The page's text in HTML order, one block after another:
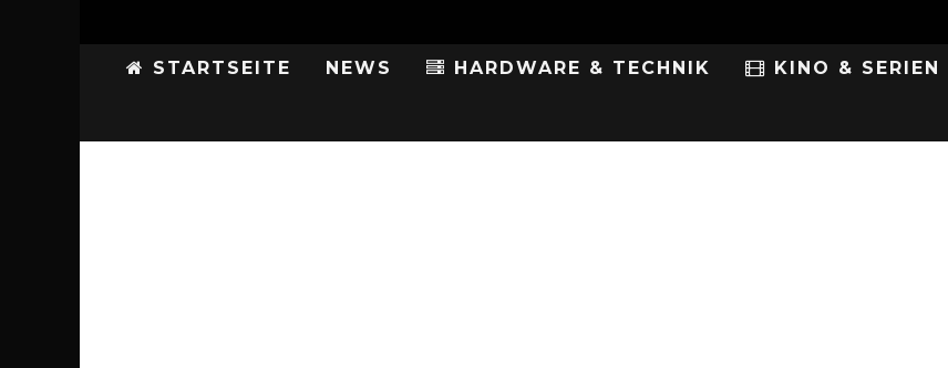
STARTSEITE NEWS HARDWARE & TECHNIK KINO & SERIEN